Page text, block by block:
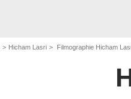
Hicham Lasri Filmographie Hicham